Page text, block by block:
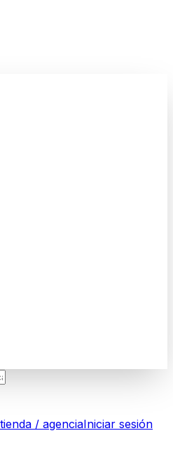
/ agenciaIniciar sesión